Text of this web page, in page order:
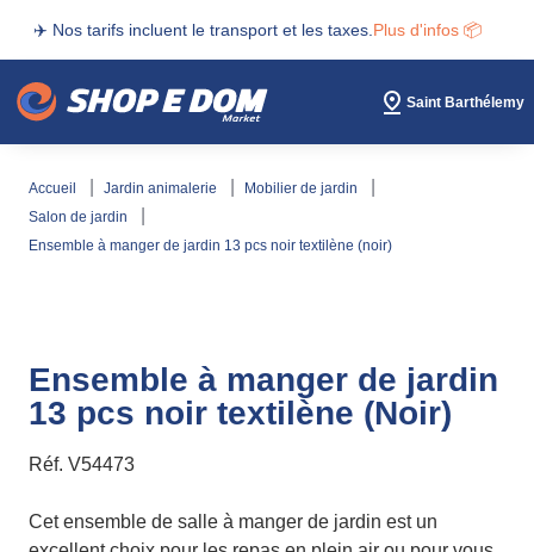
✈️ Nos tarifs incluent le transport et les taxes. Plus d'infos 📦
Saint Barthélemy
accueil jardin animalerie
mobilier de jardin
salon de jardin
ensemble à manger de jardin 13 pcs noir textilène (noir)
Ensemble à manger de jardin
13 pcs noir textilène (Noir)
Réf. V54473
Cet ensemble de salle à manger de jardin est un